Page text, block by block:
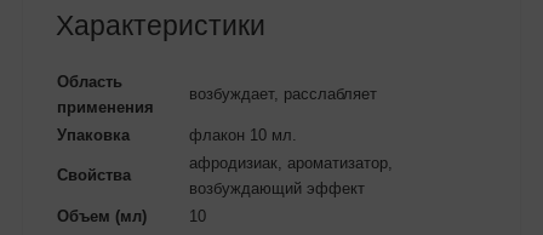
Характеристики
Область
применения
возбуждает, расслабляет
Упаковка флакон 10 мл.
Свойства
афродизиак, ароматизатор,
возбуждающий эффект
Объем (мл)
10